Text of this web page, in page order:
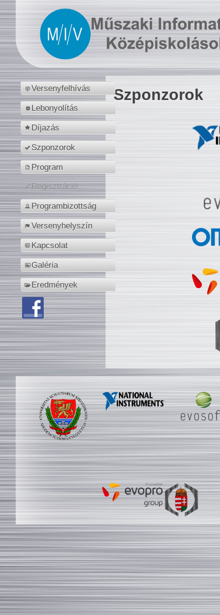
Versenyfelhívás
Lebonyolítás
Díjazás
Szponzorok
Program
Regisztráció
Programbizottság
Versenyhelyszín
Kapcsolat
Galéria
Eredmények
Szponzorok